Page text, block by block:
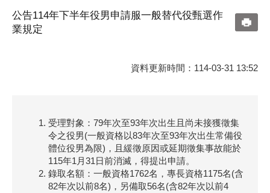
公告114年下半年役男申請服一般替代役甄選作
業規定
資料更新時間：114-03-31 13:52
受理對象：79年次至93年次出生且尚未接獲徵集
令之役男(一般資格以83年次至93年次出生常備役
體位役男為限)，且緩徵原因或延期徵集事故能於
115年1月31日前消滅，得提出申請。
錄取名額：一般資格1762名，專長資格1175名(含
82年次以前8名)，另備取56名(含82年次以前4